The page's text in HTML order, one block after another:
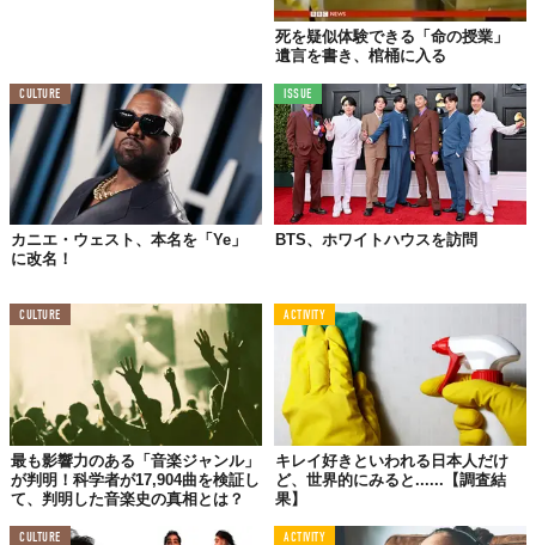
死を疑似体験できる「命の授業」
遺言を書き、棺桶に入る
CULTURE
カニエ・ウェスト、本名を「Ye」
に改名！
ISSUE
BTS、ホワイトハウスを訪問
CULTURE
最も影響力のある「音楽ジャンル」
が判明！科学者が17,904曲を検証し
て、判明した音楽史の真相とは？
ACTIVITY
キレイ好きといわれる日本人だけ
ど、世界的にみると......【調査結
果】
CULTURE ACTIVITY